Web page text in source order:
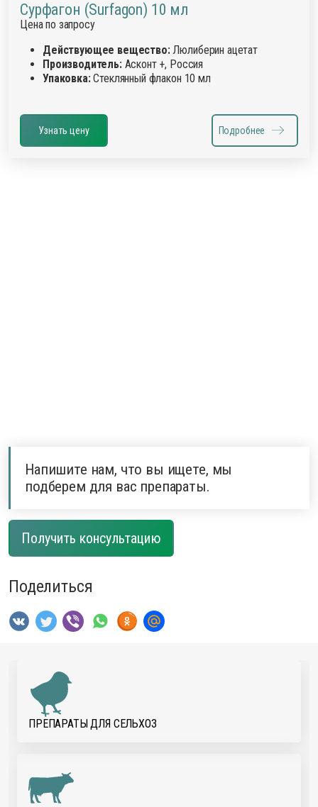
Сурфагон (Surfagon) 10 мл
Цена по запросу
Действующее вещество:Люлиберин ацетат
Производитель:Асконт +, Россия
Упаковка:Стеклянный флакон 10 мл
Узнать цену Подробнее
Напишите нам, что вы ищете, мы
подберем для вас препараты.
Получить консультацию
Поделиться
ПРЕПАРАТЫ ДЛЯ CЕЛЬХОЗ